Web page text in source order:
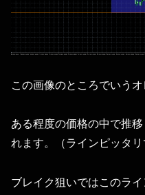
この画像のところでいう
ある程度の価格の中で推
れます。（ラインピッタリ
ブレイク狙いではこのラ